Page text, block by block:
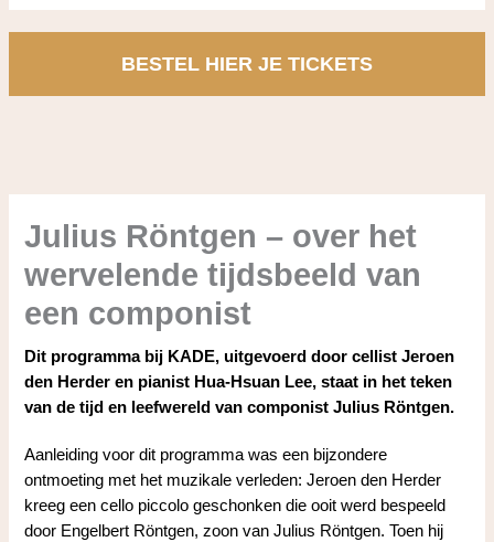
Julius Röntgen – over het
wervelende tijdsbeeld van
een componist
Dit programma bij KADE, uitgevoerd door cellist Jeroen
den Herder en pianist Hua-Hsuan Lee, staat in het teken
van de tijd en leefwereld van componist Julius Röntgen.
Aanleiding voor dit programma was een bijzondere
ontmoeting met het muzikale verleden: Jeroen den Herder
kreeg een cello piccolo geschonken die ooit werd bespeeld
door Engelbert Röntgen, zoon van Julius Röntgen. Toen hij
BESTEL HIER JE TICKETS